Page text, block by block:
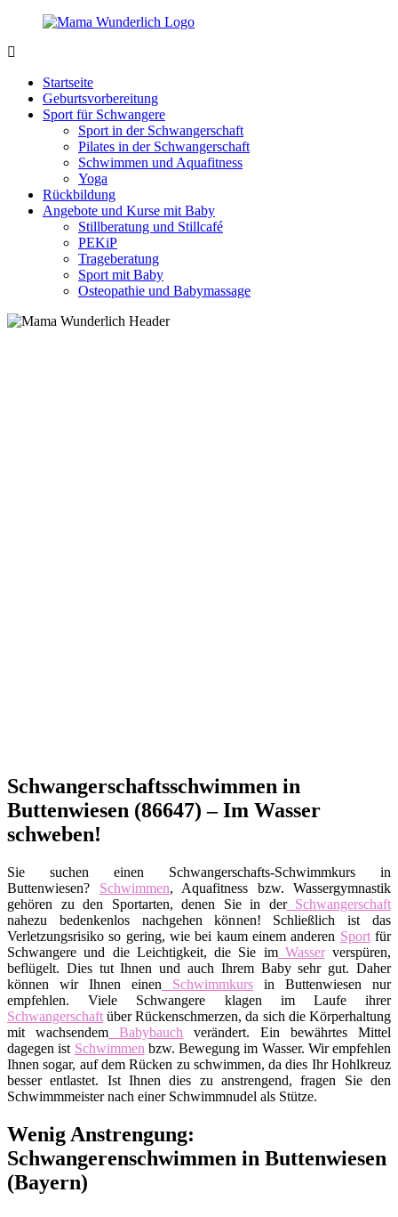
Zurück
Inhalt
sein
wunderbar!
Startseite
Geburtsvorbereitung
Sport für Schwangere
Sport in der Schwangerschaft
Pilates in der Schwangerschaft
Schwimmen und Aquafitness
Yoga
Rückbildung
Angebote und Kurse mit Baby
Stillberatung und Stillcafé
PEKiP
Trageberatung
Sport mit Baby
Osteopathie und Babymassage
Schwangerschaftsschwimmen in
Buttenwiesen (86647) – Im Wasser
schweben!
Sie suchen einen Schwangerschafts-Schwimmkurs in
Buttenwiesen? Schwimmen, Aquafitness bzw. Wassergymnastik
gehören zu den Sportarten, denen Sie in derSchwangerschaft
nahezu bedenkenlos nachgehen können! Schließlich ist das
Verletzungsrisiko so gering, wie bei kaum einem anderen Sportfür
Schwangere und die Leichtigkeit, die Sie imWasserverspüren,
beflügelt. Dies tut Ihnen und auch Ihrem Baby sehr gut. Daher
können wir Ihnen einen Schwimmkurs in Buttenwiesen nur
empfehlen. Viele Schwangere klagen im Laufe ihrer
Schwangerschaft über Rückenschmerzen, da sich die Körperhaltung
mit wachsendem Babybauch verändert. Ein bewährtes Mittel
dagegen ist Schwimmen bzw. Bewegung im Wasser. Wir empfehlen
Ihnen sogar, auf dem Rücken zu schwimmen, da dies Ihr Hohlkreuz
besser entlastet. Ist Ihnen dies zu anstrengend, fragen Sie den
Schwimmmeister nach einer Schwimmnudel als Stütze.
Wenig Anstrengung:
Schwangerenschwimmen in Buttenwiesen
(Bayern)